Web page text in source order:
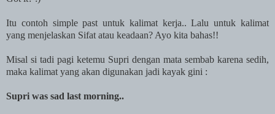
Itu contoh simple past untuk kalimat kerja.. Lalu untuk kalimat
yang menjelaskan Sifat atau keadaan? Ayo kita bahas!!
Misal si tadi pagi ketemu Supri dengan mata sembab karena sedih,
maka kalimat yang akan digunakan jadi kayak gini :
Supri was sad last morning..